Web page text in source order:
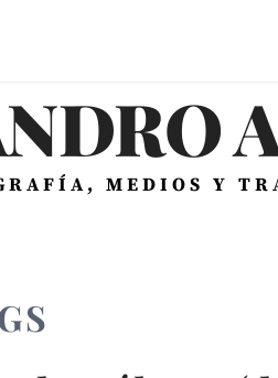
MEDIOS Y